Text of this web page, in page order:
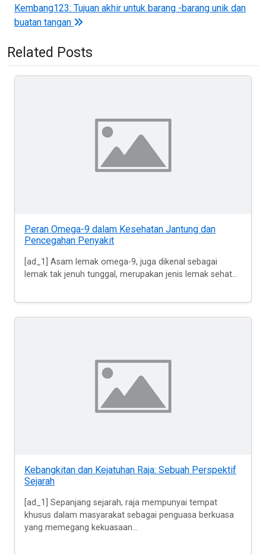
Kembang123: Tujuan akhir untuk barang -barang unik dan
buatan tangan
Related Posts
Peran Omega-9 dalam Kesehatan Jantung dan
Pencegahan Penyakit
[ad_1] Asam lemak omega-9, juga dikenal sebagai
lemak tak jenuh tunggal, merupakan jenis lemak sehat...
Kebangkitan dan Kejatuhan Raja: Sebuah Perspektif
Sejarah
[ad_1] Sepanjang sejarah, raja mempunyai tempat
khusus dalam masyarakat sebagai penguasa berkuasa
yang memegang kekuasaan...